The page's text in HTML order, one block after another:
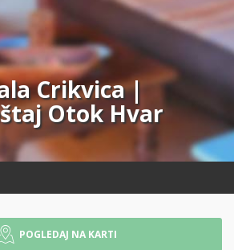
Crikvica |
Otok Hvar
POGLEDAJ NA KARTI